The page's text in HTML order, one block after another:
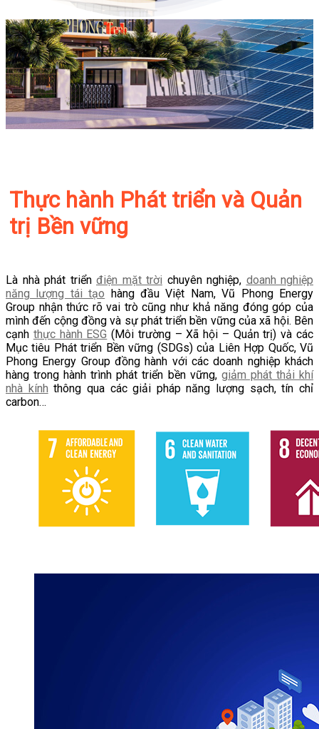
Thực hành Phát triển và Quản
trị Bền vững
Là nhà phát triển điện mặt trời chuyên nghiệp, doanh nghiệp
năng lượng tái tạo hàng đầu Việt Nam, Vũ Phong Energy
Group nhận thức rõ vai trò cũng như khả năng đóng góp của
mình đến cộng đồng và sự phát triển bền vững của xã hội. Bên
cạnh thực hành ESG (Môi trường – Xã hội – Quản trị) và các
Mục tiêu Phát triển Bền vững (SDGs) của Liên Hợp Quốc, Vũ
Phong Energy Group đồng hành với các doanh nghiệp khách
hàng trong hành trình phát triển bền vững, giảm phát thải khí
nhà kính thông qua các giải pháp năng lượng sạch, tín chỉ
carbon…